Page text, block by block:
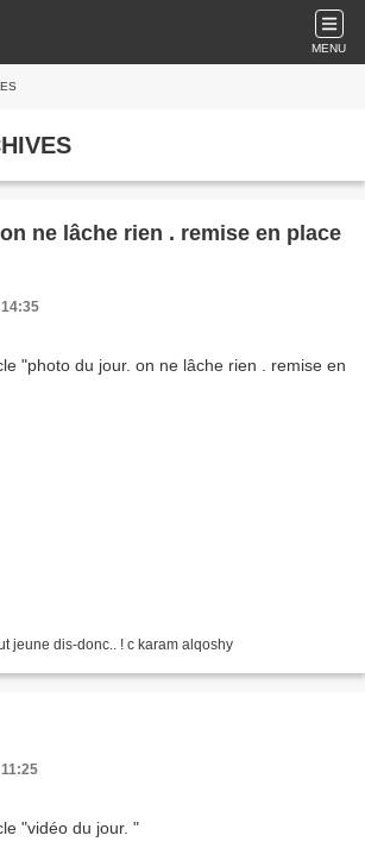
MENU
ne lâche rien . remise en place
jeune dis-donc.. ! c karam alqoshy